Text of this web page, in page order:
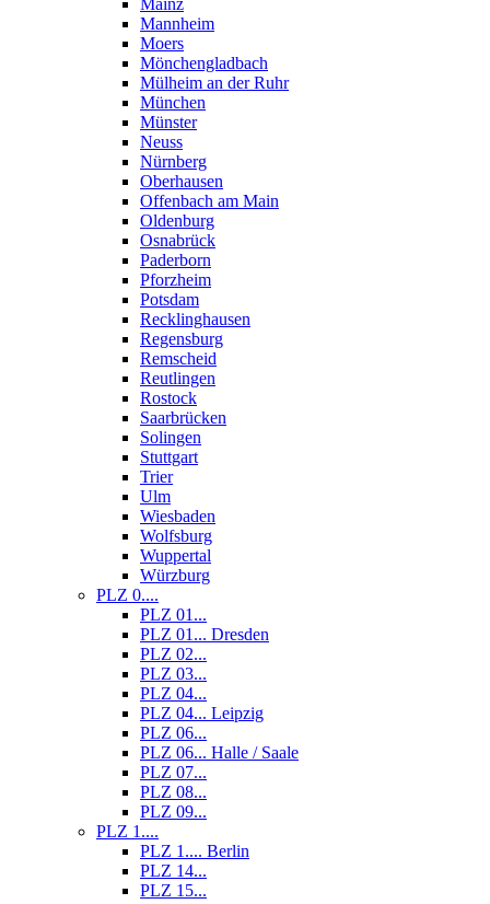
Mainz
Mannheim
Moers
Mönchengladbach
Mülheim an der Ruhr
München
Münster
Neuss
Nürnberg
Oberhausen
Offenbach am Main
Oldenburg
Osnabrück
Paderborn
Pforzheim
Potsdam
Recklinghausen
Regensburg
Remscheid
Reutlingen
Rostock
Saarbrücken
Solingen
Stuttgart
Trier
Ulm
Wiesbaden
Wolfsburg
Wuppertal
Würzburg
PLZ 0....
PLZ 01...
PLZ 01... Dresden
PLZ 02...
PLZ 03...
PLZ 04...
PLZ 04... Leipzig
PLZ 06...
PLZ 06... Halle / Saale
PLZ 07...
PLZ 08...
PLZ 09...
PLZ 1....
PLZ 1.... Berlin
PLZ 14...
PLZ 15...